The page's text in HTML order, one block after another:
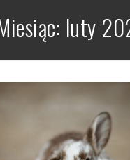
luty